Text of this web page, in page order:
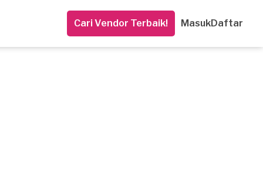
Cari Vendor Terbaik! MasukDaftar